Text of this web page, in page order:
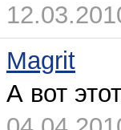
Magrit
А вот